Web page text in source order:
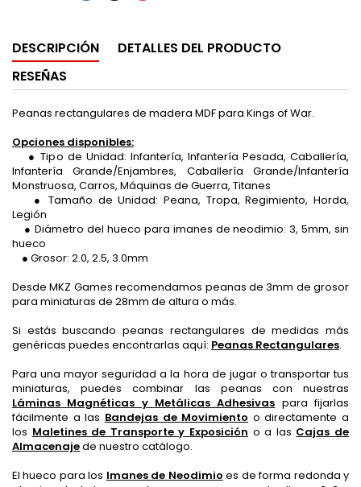
DESCRIPCIÓN
DETALLES DEL PRODUCTO
RESEÑAS
Peanas rectangulares de madera MDF para Kings of War.
Opciones disponibles:
● Tipo de Unidad: Infantería, Infantería Pesada, Caballería,
Infantería Grande/Enjambres, Caballería Grande/Infantería
Monstruosa, Carros, Máquinas de Guerra, Titanes
● Tamaño de Unidad: Peana, Tropa, Regimiento, Horda,
Legión
● Diámetro del hueco para imanes de neodimio: 3, 5mm, sin
hueco
● Grosor: 2.0, 2.5, 3.0mm
Desde MKZ Games recomendamos peanas de 3mm de grosor
para miniaturas de 28mm de altura o más.
Si estás buscando peanas rectangulares de medidas más
genéricas puedes encontrarlas aquí: Peanas Rectangulares.
Para una mayor seguridad a la hora de jugar o transportar tus
miniaturas, puedes combinar las peanas con nuestras
Láminas Magnéticas y Metálicas Adhesivas para fijarlas
fácilmente a las Bandejas de Movimiento o directamente a
los Maletines de Transporte y Exposición o a las Cajas de
Almacenajede nuestro catálogo.
El hueco para los Imanes de Neodimio es de forma redonda y